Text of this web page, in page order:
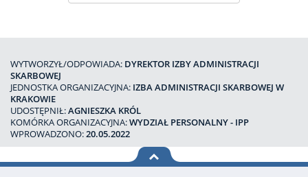
WYTWORZYŁ/ODPOWIADA: DYREKTOR IZBY ADMINISTRACJI
SKARBOWEJ
JEDNOSTKA ORGANIZACYJNA: IZBA ADMINISTRACJI SKARBOWEJ W
KRAKOWIE
UDOSTĘPNIŁ:AGNIESZKA KRÓL
KOMÓRKA ORGANIZACYJNA:WYDZIAŁ PERSONALNY - IPP
WPROWADZONO:20.05.2022
na górę